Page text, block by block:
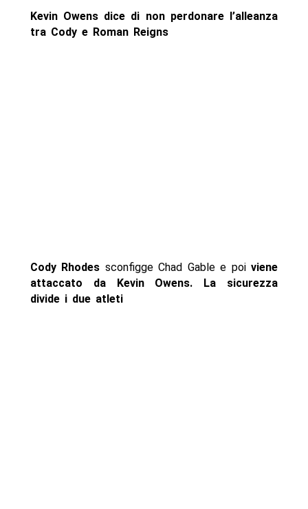
Kevin Owens dice di non perdonare l’alleanza
tra Cody e Roman Reigns
Cody Rhodes sconfigge Chad Gable e poiviene
attaccato da Kevin Owens. La sicurezza
divide i due atleti